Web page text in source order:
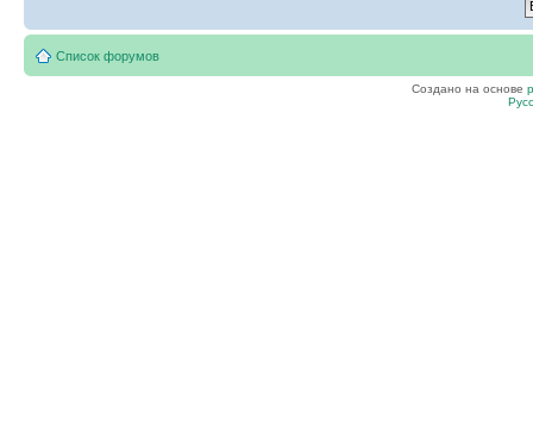
Список форумов
Создано на основе